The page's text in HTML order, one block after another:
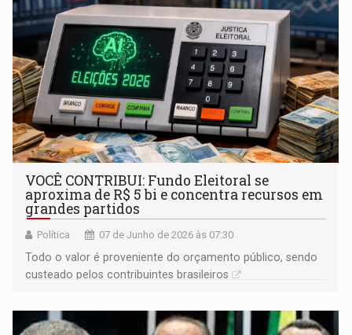
VOCÊ CONTRIBUI: Fundo Eleitoral se
aproxima de R$ 5 bi e concentra recursos em
grandes partidos
Política 07 de Junho de 2026 às 07:30
Todo o valor é proveniente do orçamento público, sendo
custeado pelos contribuintes brasileiros